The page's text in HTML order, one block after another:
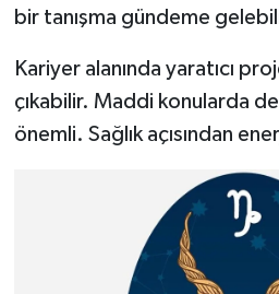
bir tanışma gündeme
Kariyer alanında yaratıcı
çıkabilir. Maddi konularda
önemli. Sağlık açısından